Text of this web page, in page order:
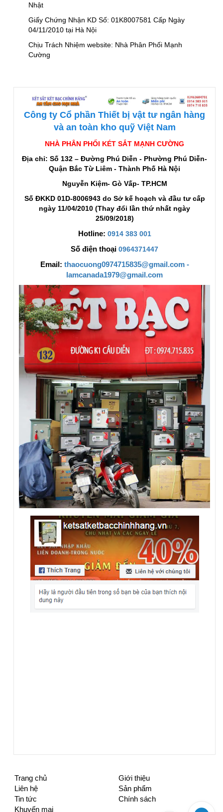
Nhật
Giấy Chứng Nhận KD Số: 01K8007581 Cấp Ngày
04/11/2010 tại Hà Nội
Chịu Trách Nhiệm website: Nhà Phân Phối Mạnh
Cường
Công ty Cổ phần Thiết bị vật tư ngân hàng
và an toàn kho quỹ Việt Nam
NHÀ PHÂN PHỐI KÉT SẮT MẠNH CƯỜNG
Địa chỉ: Số 132 – Đường Phú Diễn - Phường Phú Diễn-
Quận Bắc Từ Liêm - Thành Phố Hà Nội
Nguyễn Kiệm- Gò Vấp- TP.HCM
Số ĐKKD 01D-8006943 do Sở kế hoạch và đầu tư cấp
ngày 11/04/2010 (Thay đổi lần thứ nhất ngày
25/09/2018)
Hotline: 0914 383 001
Số điện thoại 0964371447
Email: thaocuong0974715835@gmail.com -
lamcanada1979@gmail.com
Trang chủ
Giới thiệu
Liên hệ
Sản phẩm
Tin tức
Chính sách
Khuyến mại